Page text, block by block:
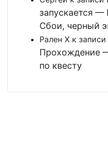
запускается
Сбои, черный
Рален Х к записи
Прохождение
по квесту